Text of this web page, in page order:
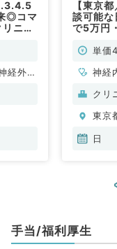
◎コマ
ニッ
経外
【東京
談可能
で5万円
単価
神経
科
クリ
東京
日
手当/福利厚生